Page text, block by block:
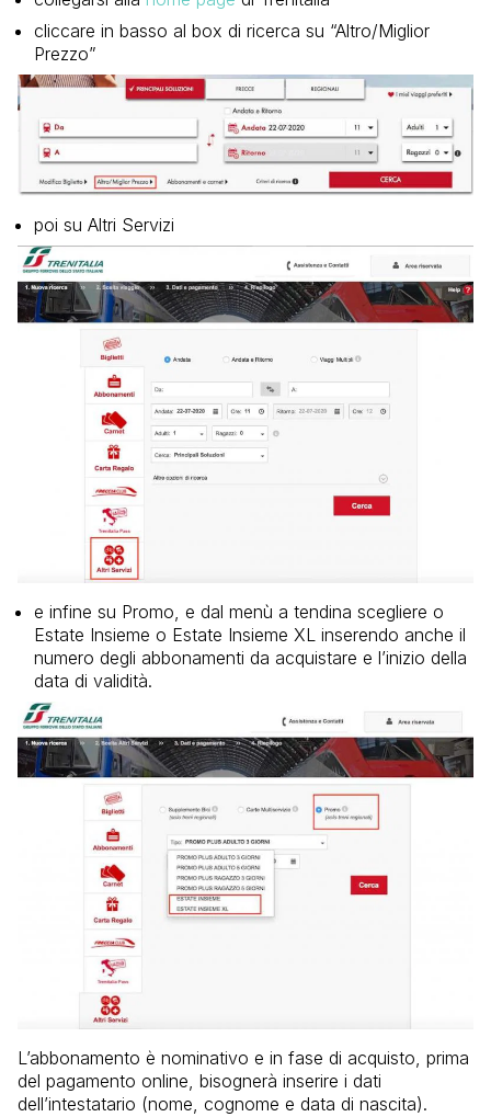
cliccare in basso al box di ricerca su “Altro/Miglior
Prezzo”
poi su Altri Servizi
e infine su Promo, e dal menù a tendina scegliere o
Estate Insieme o Estate Insieme XL inserendo anche il
numero degli abbonamenti da acquistare e l’inizio della
data di validità.
L’abbonamento è nominativo e in fase di acquisto, prima
del pagamento online, bisognerà inserire i dati
dell’intestatario (nome, cognome e data di nascita).